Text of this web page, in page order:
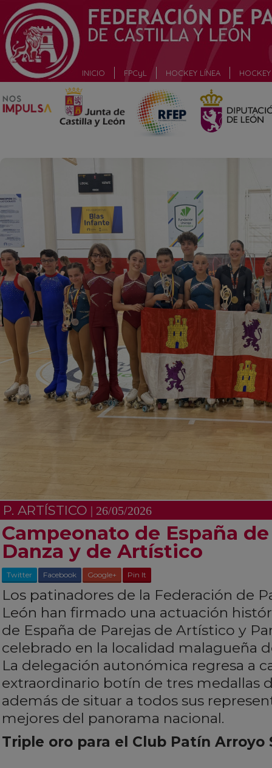
INICIO FPCyL HOCKEY LÍNEA HOCKEY
P. ARTÍSTICO | 26/05/2026
Campeonato de España
Danza y de Artístico
Twitter Facebook Google+ Pin It
Los patinadores de la Federación de
León han firmado una actuación
de España de Parejas de Artístico y
celebrado en la localidad malagueña
La delegación autonómica regresa a
extraordinario botín de tres medallas
además de situar a todos sus
mejores del panorama nacional.
Triple oro para el Club Patín Arroyo